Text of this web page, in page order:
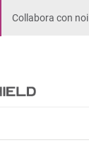
Collabora con noi